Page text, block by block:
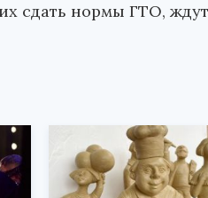
сдать нормы ГТО,